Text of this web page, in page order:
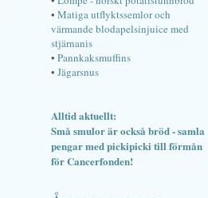
• Matiga utflyktssemlor och
värmande blodapelsinjuice med
stjärnanis
• Pannkaksmuffins
• Jägarsnus
Alltid aktuellt:
Små smulor är också bröd - samla
pengar med pickipicki till förmån
för Cancerfonden!